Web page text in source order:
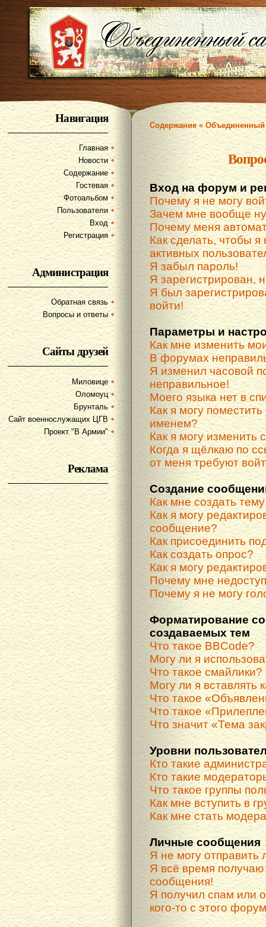
Навигация
Главная
Новости
Содержание
Гостевая
Фотоальбом
Пользователи
Вход
Регистрация
Администрация
Обратная связь
Вопросы и ответы
Сайты друзей
Миловице
Оломоуц
Брунталь
Сайт военнослужащих ЦГВ
Проект "В Армии"
Реклама
Содержание «
Вход на форум и
Почему я не могу
Зачем мне вообще
Почему меня
Как сделать, чтобы я
активных
Я забыл пароль!
Я зарегистрирован,
Я был
войти!
Параметры и
Как мне изменить
В форумах
Я изменил часовой
неправильное!
Моего языка нет в
Как я могу
именем?
Как я могу изменить
Когда я щёлкаю по
от меня требуют
Создание
Как мне создать
Как я могу
сообщение?
Как присоединить
Как создать опрос?
Как я могу
Почему мне
Почему я не могу
Форматирование
создаваемых тем
Что такое BBCode?
Могу ли я
Что такое смайлики?
Могу ли я вставлять
Что такое
Что такое
Что значит «Тема
Уровни
Кто такие
Кто такие
Что такое группы
Как мне вступить в
Как мне стать
Личные сообщения
Я не могу
Я всё время
сообщения!
Я получил спам или
кого-то с этого